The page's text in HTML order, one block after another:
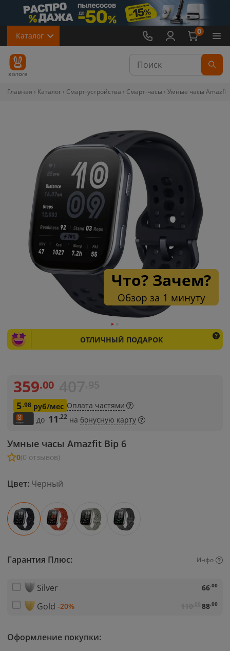
Каталог 0
Главная Каталог Смарт-устройства Смарт-часы Умные часы Amazfit
Что? Зачем?
Обзор за 1 минуту
Умные часы Amazfit Bip 6
0(0 отзывов)
Цвет: Черный
Гарантия Плюс: Инфо
Silver 66.00
Gold -20% 88.00
ОТЛИЧНЫЙ ПОДАРОК
359.00
5.98 руб/мес Оплата частями
до 11.22 на бонусную карту
Оформление покупки: